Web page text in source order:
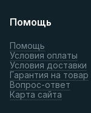
Помощь
Помощь
Условия оплаты
Условия доставки
Гарантия на товар
Вопрос-ответ
Карта сайта